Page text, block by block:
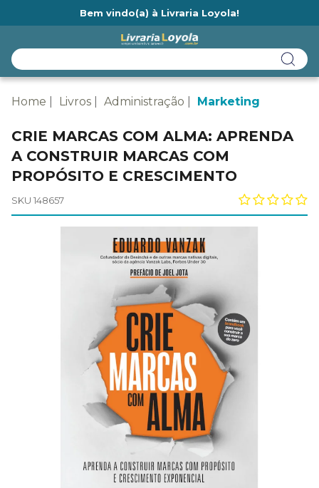
Bem vindo(a) à Livraria Loyola!
Home Livros Administração Marketing
CRIE MARCAS COM ALMA: APRENDA
A CONSTRUIR MARCAS COM
PROPÓSITO E CRESCIMENTO
SKU 148657